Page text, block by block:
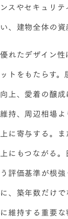
ンスやセキュリ
い、建物全体の資
優れたデザイン
ットをもたらす
向上、愛着の醸
維持、周辺相場
上に寄与する。
上にもつながる
う評価基準が根
に、築年数だけ
に維持する重要な